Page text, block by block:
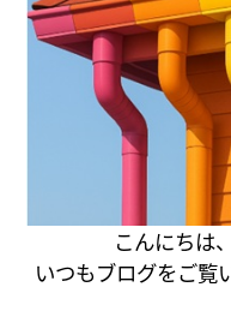
こんにちは
いつもブログをご覧